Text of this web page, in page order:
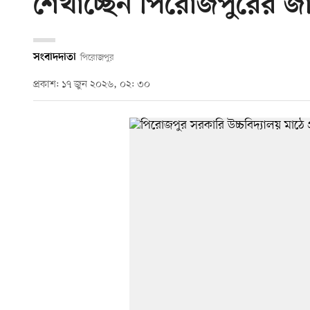
শেখাচ্ছেন পিরোজপুরের
সংবাদদাতা পিরোজপুর
প্রকাশ: ১৭ জুন ২০২৬, ০২: ৩০